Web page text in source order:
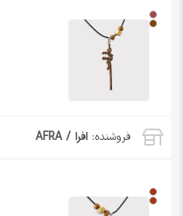
فروشنده: افرا / AFRA